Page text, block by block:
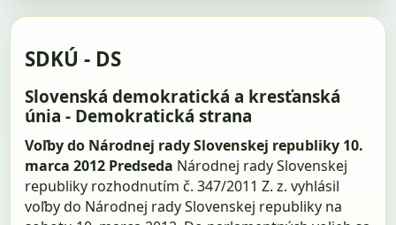
SDKÚ - DS
Slovenská demokratická a kresťanská
únia - Demokratická strana
Voľby do Národnej rady Slovenskej republiky 10.
marca 2012 Predseda Národnej rady Slovenskej
republiky rozhodnutím č. 347/2011 Z. z. vyhlásil
voľby do Národnej rady Slovenskej republiky na